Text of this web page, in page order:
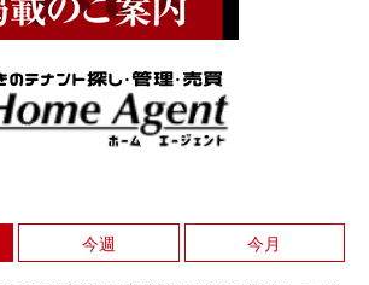
今週 今月